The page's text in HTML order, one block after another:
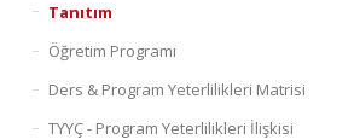
Tanıtım
Öğretim Programı
Ders & Program Yeterlilikleri Matrisi
TYYÇ - Program Yeterlilikleri İlişkisi